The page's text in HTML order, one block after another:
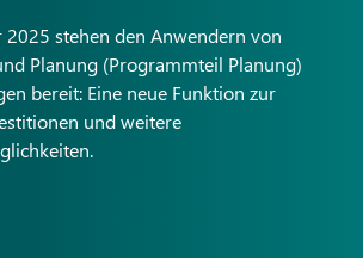
2025 stehen den Anwendern von
Planung (Programmteil Planung)
bereit: Eine neue Funktion zur
und weitere